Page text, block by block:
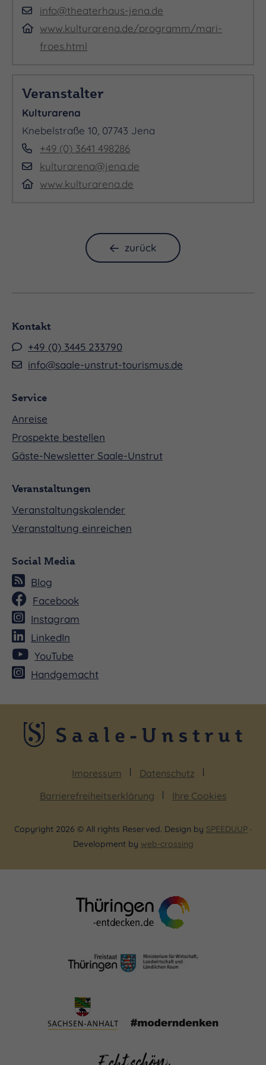
info@theaterhaus-jena.de
www.kulturarena.de/programm/mari-
froes.html
Veranstalter
Kulturarena
Knebelstraße 10, 07743 Jena
+49 (0) 3641 498286
kulturarena@jena.de
www.kulturarena.de
zurück
Kontakt
+49 (0) 3445 233790
info@saale-unstrut-tourismus.de
Service
Anreise
Prospekte bestellen
Gäste-Newsletter Saale-Unstrut
Veranstaltungen
Veranstaltungskalender
Veranstaltung einreichen
Social Media
Blog
Facebook
Instagram
LinkedIn
YouTube
Handgemacht
Impressum
Datenschutz
Barrierefreiheitserklärung
Ihre Cookies
Copyright 2026 © All rights Reserved. Design by SPEEDUUP ·
Development by web-crossing